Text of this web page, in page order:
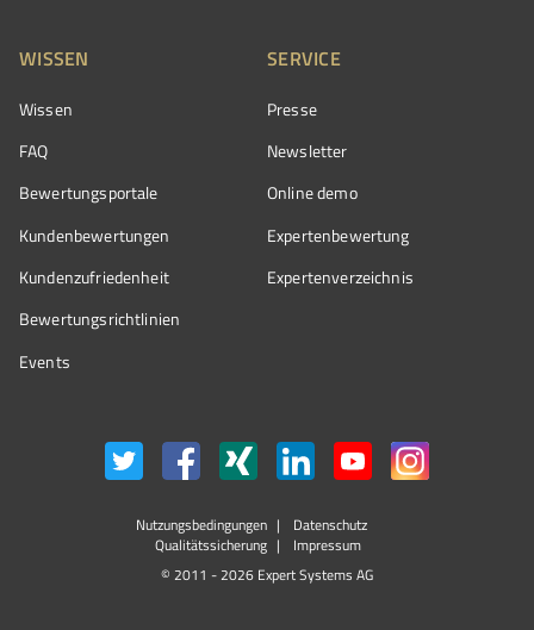
WISSEN
Wissen
FAQ
Bewertungsportale
Kundenbewertungen
Kundenzufriedenheit
Bewertungs­richtlinien
Events
SERVICE
Presse
Newsletter
Online demo
Expertenbewertung
Expertenverzeichnis
Nutzungsbedingungen
Datenschutz
Qualitätssicherung
Impressum
© 2011 - 2026 Expert Systems AG